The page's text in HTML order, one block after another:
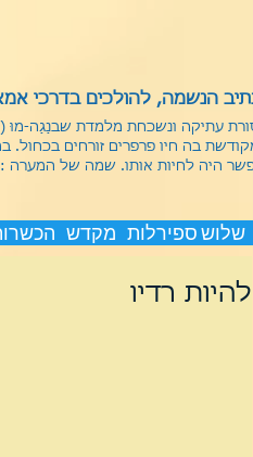
הנשמה, להולכים בדרכי
עתיקה ונשכחת מלמדת שבנַגַה-מוּ
בה חיו פרפרים זורחים בכחול.
היה לחיות אותו. שמה של המערה :
מקדש שלוש ספירלות
להיות רדיו